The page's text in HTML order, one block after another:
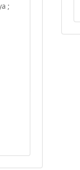
;